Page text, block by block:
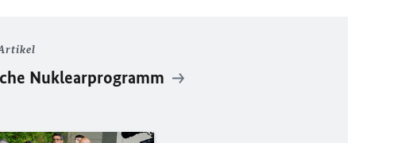
Nuklearprogramm